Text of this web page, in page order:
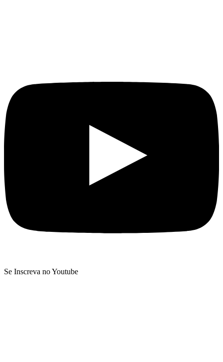
Se Inscreva no Youtube